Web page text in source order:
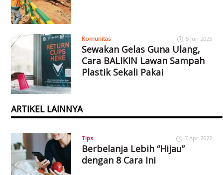
Komunitas 5 Jun 2025
Sewakan Gelas Guna Ulang,
Cara BALIKIN Lawan Sampah
Plastik Sekali Pakai
ARTIKEL LAINNYA
Tips 7 Apr 2022
Berbelanja Lebih “Hijau”
dengan 8 Cara Ini